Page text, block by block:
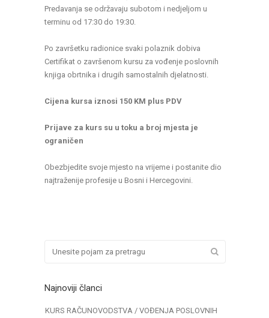
Predavanja se održavaju subotom i nedjeljom u
terminu od 17:30 do 19:30.
Po završetku radionice svaki polaznik dobiva
Certifikat o završenom kursu za vođenje poslovnih
knjiga obrtnika i drugih samostalnih djelatnosti.
Cijena kursa iznosi 150 KM plus PDV
Prijave za kurs su u toku a broj mjesta je
ograničen
Obezbjedite svoje mjesto na vrijeme i postanite dio
najtraženije profesije u Bosni i Hercegovini.
Najnoviji članci
KURS RAČUNOVODSTVA / VOĐENJA POSLOVNIH